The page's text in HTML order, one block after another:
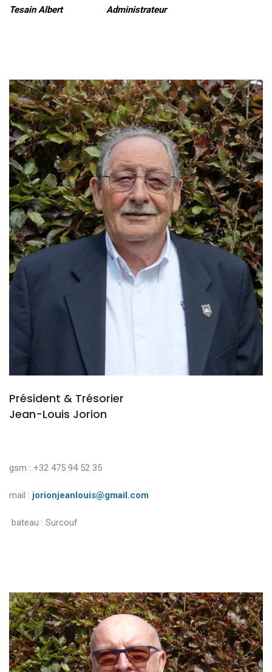
Tesain Albert Administrateur
Président & Trésorier
Jean-Louis Jorion
gsm : +32 475 94 52 35
mail : jorionjeanlouis@gmail.com
bateau : Surcouf